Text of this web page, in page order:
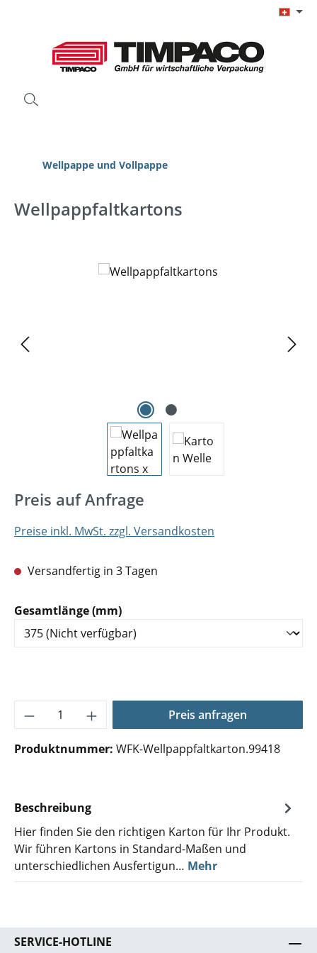
Wellpappe und Vollpappe
Wellpappfaltkartons
Bildergalerie überspringen
Preis auf Anfrage
Preise inkl. MwSt. zzgl. Versandkosten
Versandfertig in 3 Tagen
Gesamtlänge (mm)auswählen
Produkt Anzahl: Gib den gewünschten
Preis anfragen
Produktnummer: WFK-Wellpappfaltkarton.99418
Beschreibung
Hier finden Sie den richtigen Karton für Ihr Produkt.
Wir führen Kartons in Standard-Maßen und
unterschiedlichen Ausfertigun… Mehr
SERVICE-HOTLINE